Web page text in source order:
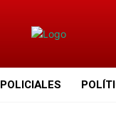
POLICIALES